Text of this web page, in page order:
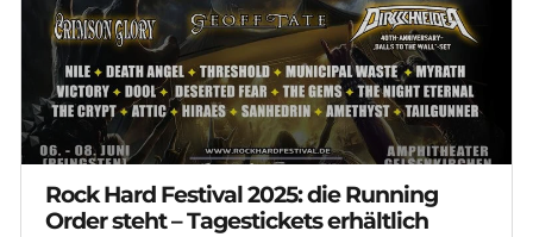
Rock Hard Festival 2025: die Running
Order steht – Tagestickets erhältlich